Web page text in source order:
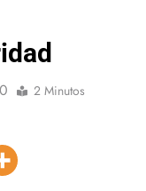
0 2 Minutos